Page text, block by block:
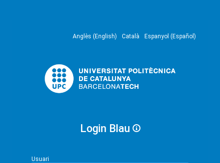
Anglès (English) Català Espanyol (Español)
Login Blau
Usuari